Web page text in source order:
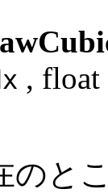
, float
のと